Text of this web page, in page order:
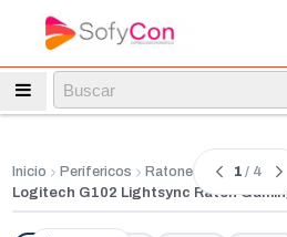
Inicio Perifericos
Ratones
Logitech G102 Lightsync Ratón
1 / 4